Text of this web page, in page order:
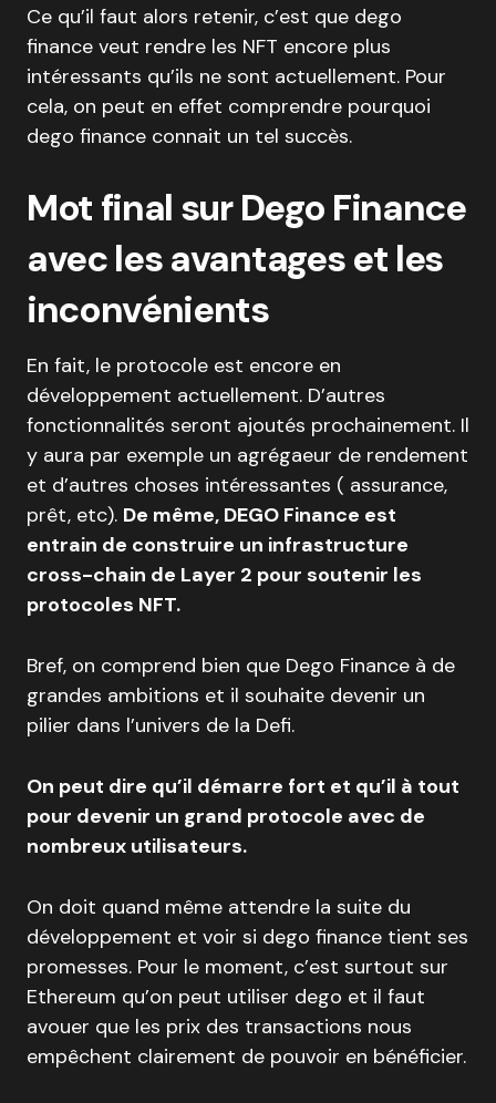
Ce qu’il faut alors retenir, c’est que dego
finance veut rendre les NFT encore plus
intéressants qu’ils ne sont actuellement. Pour
cela, on peut en effet comprendre pourquoi
dego finance connait un tel succès.
Mot final sur Dego Finance
avec les avantages et les
inconvénients
En fait, le protocole est encore en
développement actuellement. D’autres
fonctionnalités seront ajoutés prochainement. Il
y aura par exemple un agrégaeur de rendement
et d’autres choses intéressantes ( assurance,
prêt, etc). De même, DEGO Finance est
entrain de construire un infrastructure
cross-chain de Layer 2 pour soutenir les
protocoles NFT.
Bref, on comprend bien que Dego Finance à de
grandes ambitions et il souhaite devenir un
pilier dans l’univers de la Defi.
On peut dire qu’il démarre fort et qu’il à tout
pour devenir un grand protocole avec de
nombreux utilisateurs.
On doit quand même attendre la suite du
développement et voir si dego finance tient ses
promesses. Pour le moment, c’est surtout sur
Ethereum qu’on peut utiliser dego et il faut
avouer que les prix des transactions nous
empêchent clairement de pouvoir en bénéficier.